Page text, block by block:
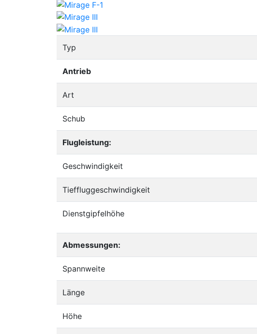
Typ
Antrieb
Art
Schub
Flugleistung:
Geschwindigkeit
Tieffluggeschwindigkeit
Dienstgipfelhöhe
Abmessungen:
Spannweite
Länge
Höhe